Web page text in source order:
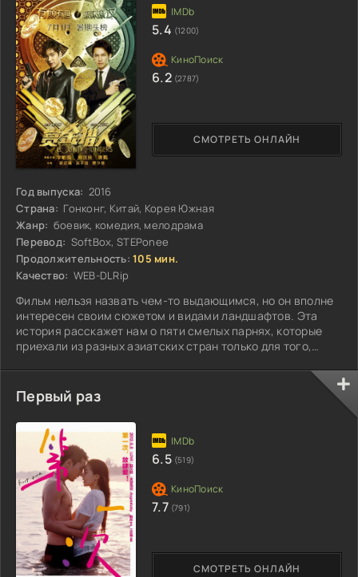
Год выпуска: 2016
Страна: Гонконг, Китай, Корея Южная
Жанр: боевик, комедия, мелодрама
Перевод: SoftBox, STEPonee
Продолжительность: 105 мин.
Качество: WEB-DLRip
Фильм нельзя назвать чем-то выдающимся, но он вполне
интересен своим сюжетом и видами ландшафтов. Эта
история расскажет нам о пяти смелых парнях, которые
приехали из разных азиатских стран только для того,
СМОТРЕТЬ ОНЛАЙН
5.4 (1200)
6.2 (2787)
Первый раз
СМОТРЕТЬ ОНЛАЙН
6.5 (519)
7.7 (791)